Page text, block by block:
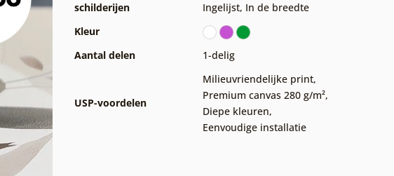
schilderijen
Ingelijst, In de breedte
Kleur
Aantal delen
1-delig
USP-voordelen
Milieuvriendelijke print,
Premium canvas 280 g/m²,
Diepe kleuren,
Eenvoudige installatie